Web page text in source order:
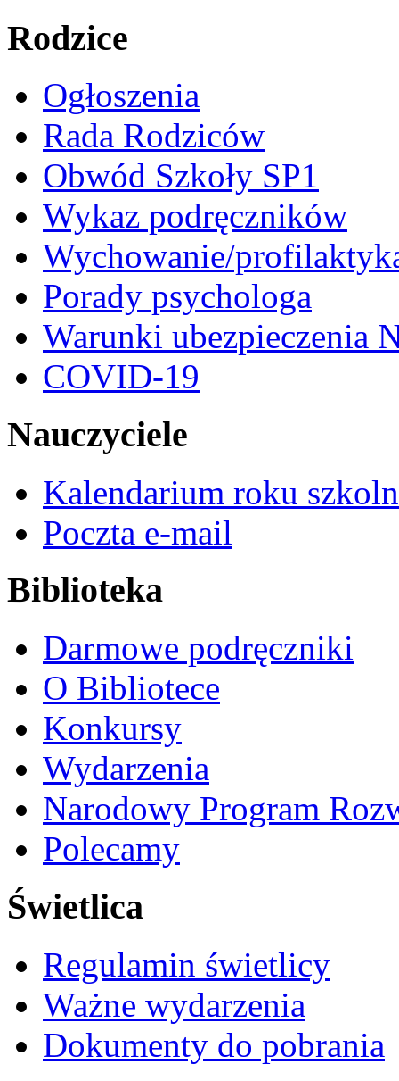
Rodzice
Ogłoszenia
Rada Rodziców
Obwód Szkoły SP1
Wykaz podręczników
Wychowanie/
Porady psychologa
Warunki ubezpieczenia
COVID-19
Nauczyciele
Kalendarium roku
Poczta e-mail
Biblioteka
Darmowe podręczniki
O Bibliotece
Konkursy
Wydarzenia
Narodowy Program
Polecamy
Świetlica
Regulamin świetlicy
Ważne wydarzenia
Dokumenty do pobrania